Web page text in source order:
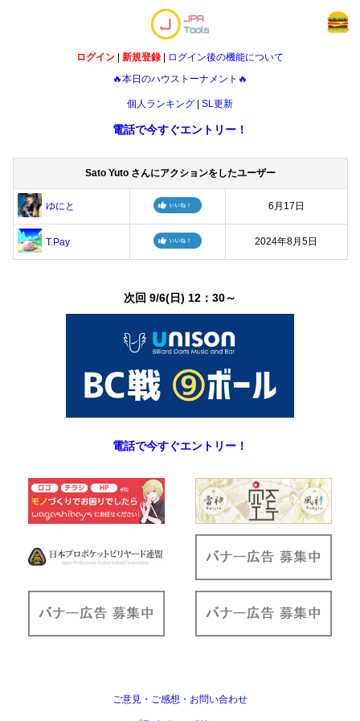
ログイン 新規登録|
ログイン後の機能について
🔥本日のハウストーナメント🔥
個人ランキング SL更新
電話で今すぐエントリー！
Sato Yuto さんにアクションをしたユーザー
ゆにと 6月17日
T.Pay 2024年8月5日
次回 9/6(日) 12：30～
電話で今すぐエントリー！
ご意見・ご感想・お問い合わせ